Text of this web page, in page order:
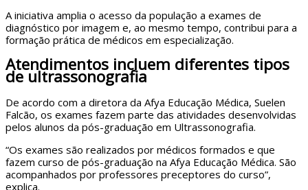
A iniciativa amplia o acesso da população a exames de
diagnóstico por imagem e, ao mesmo tempo, contribui para a
formação prática de médicos em especialização.
Atendimentos incluem diferentes tipos
de ultrassonografia
De acordo com a diretora da Afya Educação Médica, Suelen
Falcão, os exames fazem parte das atividades desenvolvidas
pelos alunos da pós-graduação em Ultrassonografia.
“Os exames são realizados por médicos formados e que
fazem curso de pós-graduação na Afya Educação Médica. São
acompanhados por professores preceptores do curso”,
explica.